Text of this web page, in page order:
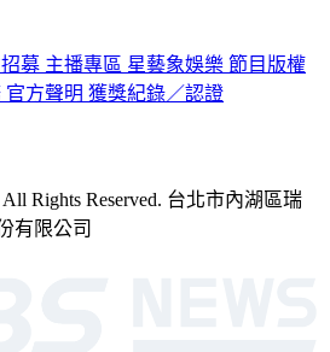
募 主播專區 星藝象娛樂 節目版權
官方聲明 獲獎紀錄／認證
Rights Reserved. 台北市內湖區瑞
有限公司